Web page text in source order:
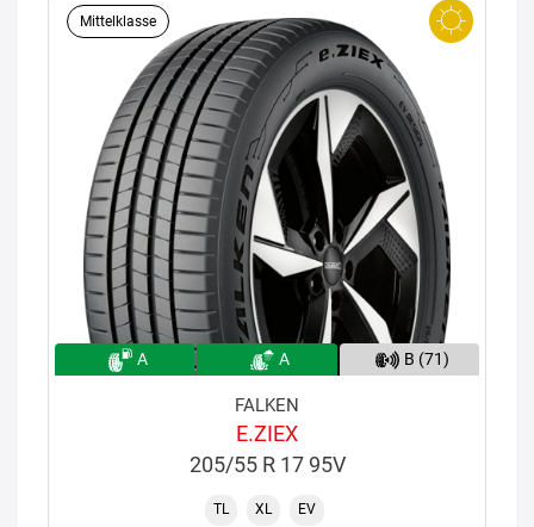
Mittelklasse
A A B (71)
FALKEN
E.ZIEX
205/55 R 17 95V
TL XL EV